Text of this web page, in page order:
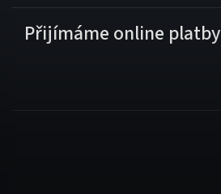
Přijímáme online platby